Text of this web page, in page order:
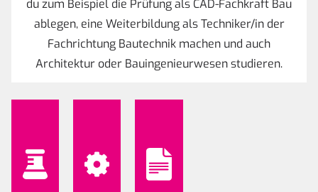
du zum Beispiel die Prüfung als CAD-Fachkraft Bau
ablegen, eine Weiterbildung als Techniker/in der
Fachrichtung Bautechnik machen und auch
Architektur oder Bauingenieurwesen studieren.